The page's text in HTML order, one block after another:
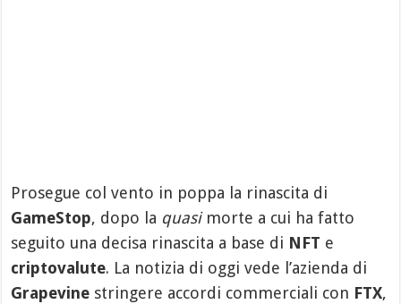
Prosegue col vento in poppa la rinascita di
GameStop, dopo la quasimorte a cui ha fatto
seguito una decisa rinascita a base di NFT e
criptovalute. La notizia di oggi vede l’azienda di
Grapevine stringere accordi commerciali con FTX,